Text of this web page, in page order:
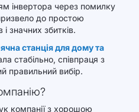
інвертора через помилку
до простою
значних збитків.
станція для дому та
стабільно, співпраця з
правильний вибір.
компанії з хорошою